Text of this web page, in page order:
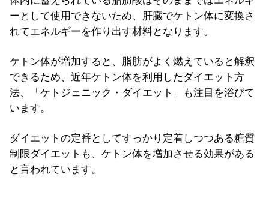
ーとして使用できないため、肝臓でケトン体に変換さ
れてエネルギーを作り出す材料となります。
ケトン体が増加すると、脂肪がよく燃えていると解釈
できるため、近年ケトン体を利用したダイエット方
法、「ケトジェニック・ダイエット」も注目を浴びて
います。
ダイエットの定番としてすっかり定着しつつある糖質
制限ダイエットも、ケトン体を増加させる効果がある
と言われています。